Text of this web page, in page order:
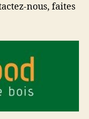
nous, faites